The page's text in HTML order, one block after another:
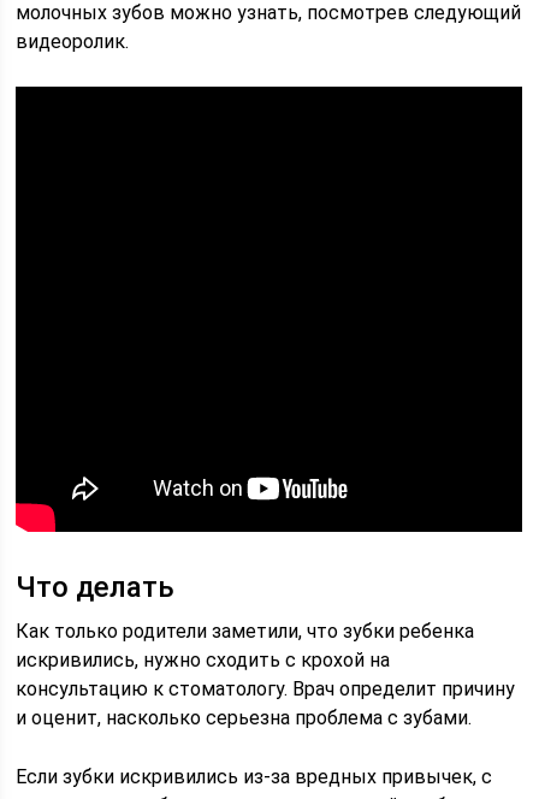
молочных зубов можно узнать, посмотрев следующий
видеоролик.
Что делать
Как только родители заметили, что зубки ребенка
искривились, нужно сходить с крохой на
консультацию к стоматологу. Врач определит причину
и оценит, насколько серьезна проблема с зубами.
Если зубки искривились из-за вредных привычек, с